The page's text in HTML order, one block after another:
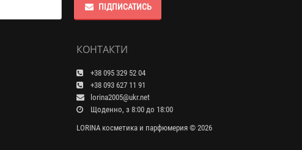
ПІДПИСАТИСЬ
КОНТАКТИ
+38 095 329 52 04
+38 093 627 11 91
lorina2005@ukr.net
Щоденно, з 8:00 до 18:00
LORINA косметика и парфюмерия © 2026